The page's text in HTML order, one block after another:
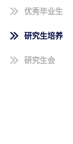
优秀毕业生
研究生培养
研究生会